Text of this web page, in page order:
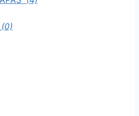
(0)